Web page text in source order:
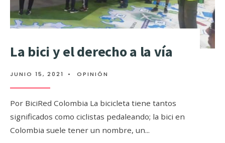
La bici y el derecho a la vía
JUNIO 15, 2021 • OPINIÓN
Por BiciRed Colombia La bicicleta tiene tantos
significados como ciclistas pedaleando; la bici en
Colombia suele tener un nombre, un...